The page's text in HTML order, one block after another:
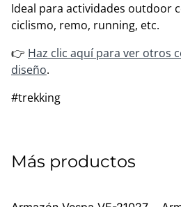
Ideal para actividades outdoor
ciclismo, remo, running, etc.
👉 Haz clic aquí para ver otros
diseño.
#trekking
Más productos
%